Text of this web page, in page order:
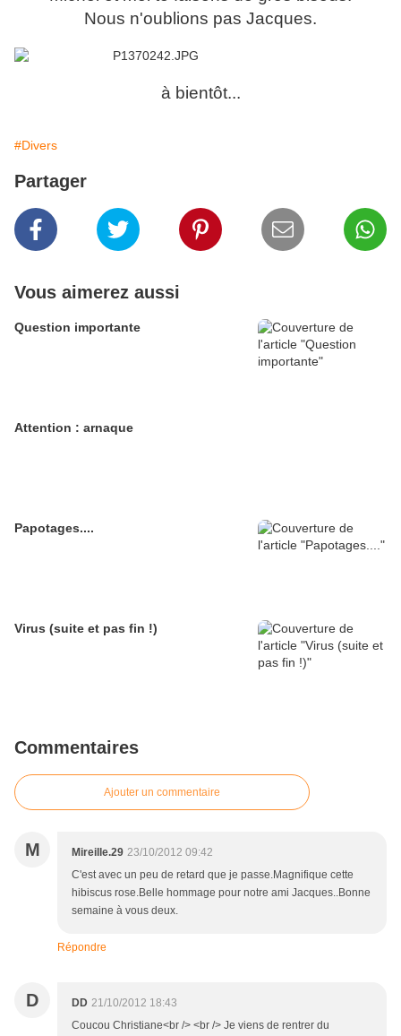
Nous n'oublions pas Jacques.
à bientôt...
#Divers
Partager
Vous aimerez aussi
Question importante
Attention : arnaque
Papotages....
Virus (suite et pas fin !)
Commentaires
Ajouter un commentaire
M Mireille.29 23/10/2012 09:42
C'est avec un peu de retard que je passe.Magnifique cette
hibiscus rose.Belle hommage pour notre ami Jacques..Bonne
semaine à vous deux.
Répondre
D DD 21/10/2012 18:43
Coucou Christiane<br /> <br /> Je viens de rentrer du